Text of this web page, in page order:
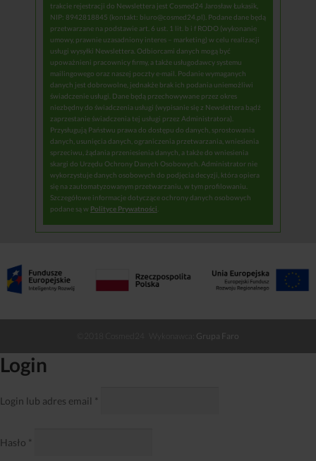
trakcie rejestracji do Newslettera jest Cosmed24 Jarosław Łukasik,
NIP: 8942818845 (kontakt: biuro@cosmed24.pl). Podane dane będą
przetwarzane na podstawie art. 6 ust. 1 lit. b i f RODO (wykonanie
umowy, prawnie uzasadniony interes – marketing) w celu realizacji
usługi wysyłki Newslettera. Odbiorcami danych mogą być
upoważnieni pracownicy firmy, a także usługodawcy systemu
mailingowego oraz naszej poczty e-mail. Podanie wymaganych
danych jest dobrowolne, jednakże brak ich podania uniemożliwi
świadczenie usługi. Dane będą przechowywane przez okres
niezbędny do świadczenia usługi (wypisanie się z Newslettera bądź
zaprzestanie świadczenia tej usługi przez Administratora).
Przysługują Państwu prawa do dostępu do danych, sprostowania
danych, usunięcia danych, ograniczenia przetwarzania, wniesienia
sprzeciwu, żądania przeniesienia danych, a także do wniesienia
skargi do Urzędu Ochrony Danych Osobowych. Administrator nie
wykorzystuje danych osobowych do podjęcia decyzji, która opiera
się na zautomatyzowanym przetwarzaniu, w tym profilowaniu.
Szczegółowe informacje dotyczące ochrony danych osobowych
podane są w Polityce Prywatności
Grupa Faro
Login
Login lub adres email *
Hasło *